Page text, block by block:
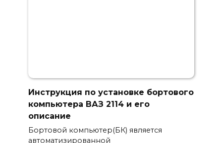
Инструкция по установке бортового
компьютера ВАЗ 2114 и его
описание
Бортовой компьютер(БК) является
автоматизированной